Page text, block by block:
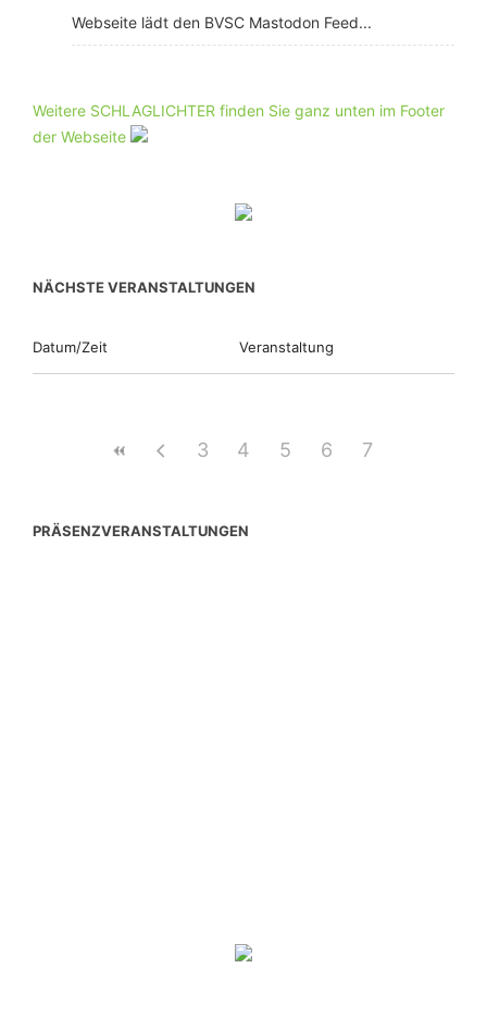
Webseite lädt den BVSC Mastodon Feed...
Weitere SCHLAGLICHTER finden Sie ganz unten im Footer
der Webseite
NÄCHSTE VERANSTALTUNGEN
Datum/Zeit Veranstaltung
3 4 5 6 7
PRÄSENZVERANSTALTUNGEN